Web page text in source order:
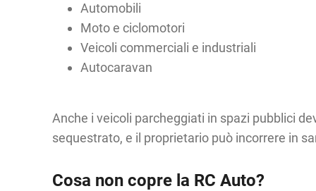
Automobili
Moto e ciclomotori
Veicoli commerciali e industriali
Autocaravan
Anche i veicoli parcheggiati in spazi pubblici
sequestrato, e il proprietario può incorrere in
Cosa non copre la RC Auto?